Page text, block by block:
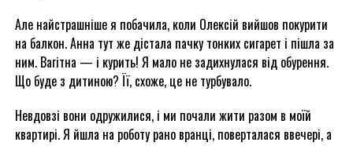
Але найстрашніше я побачила, коли Олексій вийшов покурити
на балкон. Анна тут же дістала пачку тонких сигарет і пішла за
ним. Вагітна — і курить! Я мало не задихнулася від обурення.
Що буде з дитиною? Її, схоже, це не турбувало.
Невдовзі вони одружилися, і ми почали жити разом в моїй
квартирі. Я йшла на роботу рано вранці, поверталася ввечері, а